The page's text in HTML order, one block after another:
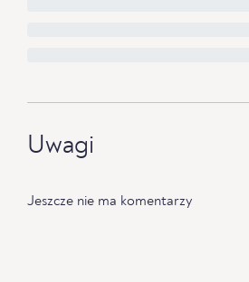
Uwagi
Jeszcze nie ma komentarzy